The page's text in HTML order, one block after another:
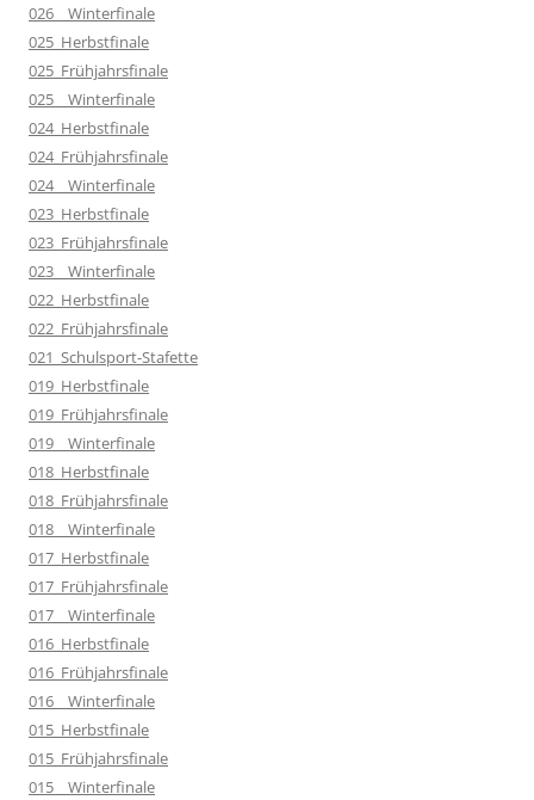
026__Winterfinale
025_Herbstfinale
025_Frühjahrsfinale
025__Winterfinale
024_Herbstfinale
024_Frühjahrsfinale
024__Winterfinale
023_Herbstfinale
023_Frühjahrsfinale
023__Winterfinale
022_Herbstfinale
022_Frühjahrsfinale
021_Schulsport-Stafette
019_Herbstfinale
019_Frühjahrsfinale
019__Winterfinale
018_Herbstfinale
018_Frühjahrsfinale
018__Winterfinale
017_Herbstfinale
017_Frühjahrsfinale
017__Winterfinale
016_Herbstfinale
016_Frühjahrsfinale
016__Winterfinale
015_Herbstfinale
015_Frühjahrsfinale
015__Winterfinale